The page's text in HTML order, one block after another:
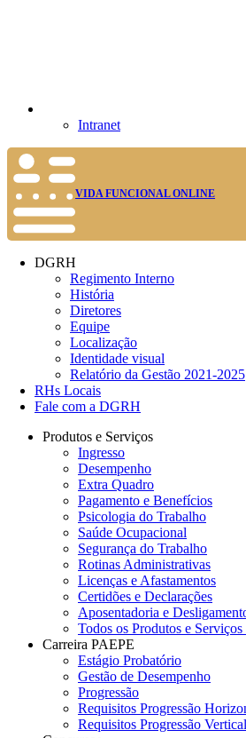
Intranet
VIDA FUNCIONAL ONLINE
DGRH
Regimento Interno
História
Diretores
Equipe
Localização
Identidade visual
Relatório da Gestão 2021-2025
RHs Locais
Fale com a DGRH
Produtos e Serviços
Ingresso
Desempenho
Extra Quadro
Pagamento e Benefícios
Psicologia do Trabalho
Saúde Ocupacional
Segurança do Trabalho
Rotinas Administrativas
Licenças e Afastamentos
Certidões e Declarações
Aposentadoria e
Todos os Produtos e
Carreira PAEPE
Estágio Probatório
Gestão de Desempenho
Progressão
Requisitos Progressão
Requisitos Progressão Vertical